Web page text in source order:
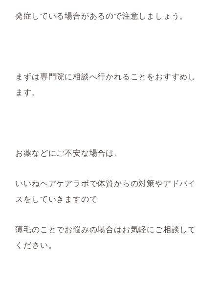
発症している場合があるので注意しましょう。
まずは専門院に相談へ行かれることをおすすめし
ます。
お薬などにご不安な場合は、
いいねヘアケアラボで体質からの対策やアドバイ
スをしていきますので
薄毛のことでお悩みの場合はお気軽にご相談して
ください。